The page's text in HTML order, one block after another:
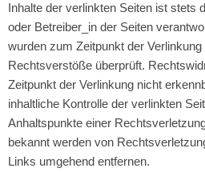
Inhalte der verlinkten Seiten ist stets
oder Betreiber_in der Seiten
wurden zum Zeitpunkt der
Rechtsverstöße überprüft.
Zeitpunkt der Verlinkung nicht
inhaltliche Kontrolle der verlinkten
Anhaltspunkte einer
bekannt werden von
Links umgehend entfernen.